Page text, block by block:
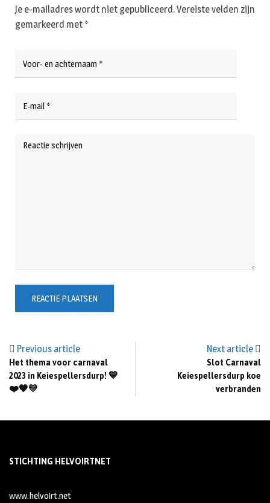
Previous article
Het thema voor carnaval
2023 in Keiespellersdurp! 💙
❤️🖤💛
Next article
Slot Carnaval
Keiespellersdurp koe
verbranden
Je e-mailadres wordt niet gepubliceerd.Vereiste velden zijn
gemarkeerd met *
STICHTING HELVOIRTNET
www.helvoirt.net